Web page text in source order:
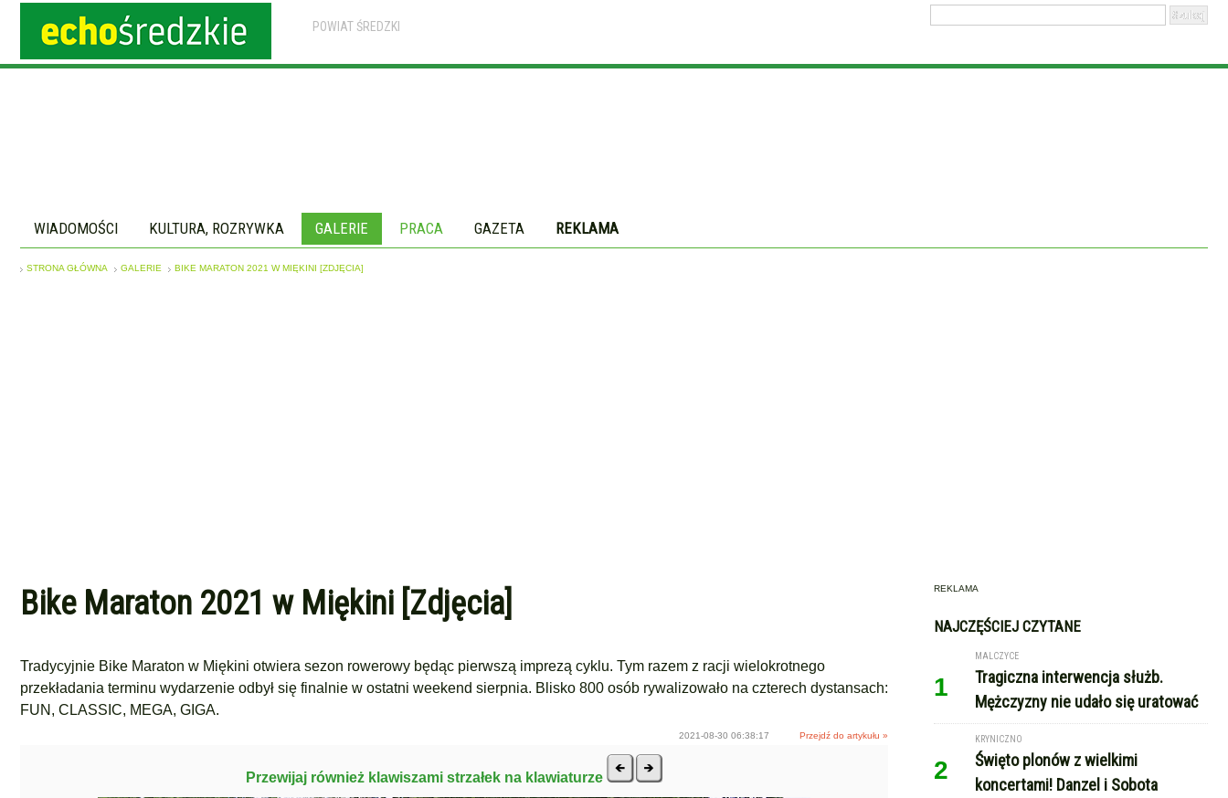
POWIAT ŚREDZKI
WIADOMOŚCI KULTURA, ROZRYWKA GALERIE PRACA GAZETA REKLAMA
STRONA GŁÓWNA GALERIE BIKE MARATON 2021 W MIĘKINI [ZDJĘCIA]
Bike Maraton 2021 w Miękini [Zdjęcia]
Tradycyjnie Bike Maraton w Miękini otwiera sezon rowerowy będąc pierwszą imprezą cyklu. Tym razem z racji wielokrotnego
przekładania terminu wydarzenie odbył się finalnie w ostatni weekend sierpnia. Blisko 800 osób rywalizowało na czterech dystansach:
FUN, CLASSIC, MEGA, GIGA.
2021-08-30 06:38:17 Przejdź do artykułu »
Przewijaj również klawiszami strzałek na klawiaturze
REKLAMA
NAJCZĘŚCIEJ CZYTANE
1
MALCZYCE
Tragiczna interwencja służb.
Mężczyzny nie udało się uratować
2
KRYNICZNO
Święto plonów z wielkimi
koncertami! Danzel i Sobota